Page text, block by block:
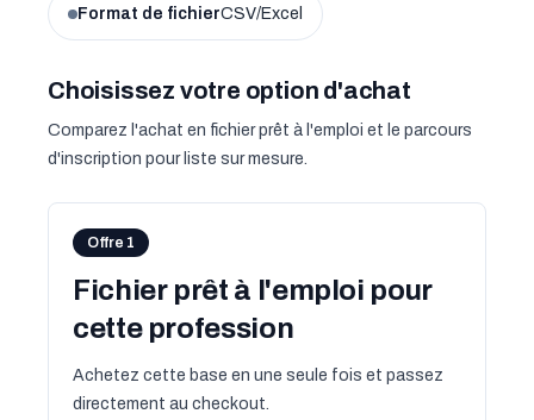
Format de fichierCSV/Excel
Choisissez votre option d'achat
Comparez l'achat en fichier prêt à l'emploi et le parcours
d'inscription pour liste sur mesure.
Offre 1
Fichier prêt à l'emploi pour
cette profession
Achetez cette base en une seule fois et passez
directement au checkout.